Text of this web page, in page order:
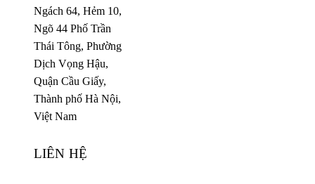
Ngách 64, Hẻm 10,
Ngõ 44 Phố Trần
Thái Tông, Phường
Dịch Vọng Hậu,
Quận Cầu Giấy,
Thành phố Hà Nội,
Việt Nam
LIÊN HỆ